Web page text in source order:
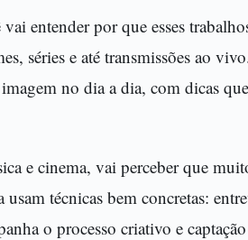
entender por que esses
séries e até transmissões ao
no dia a dia, com dicas
e cinema, vai perceber que
técnicas bem concretas:
o processo criativo e